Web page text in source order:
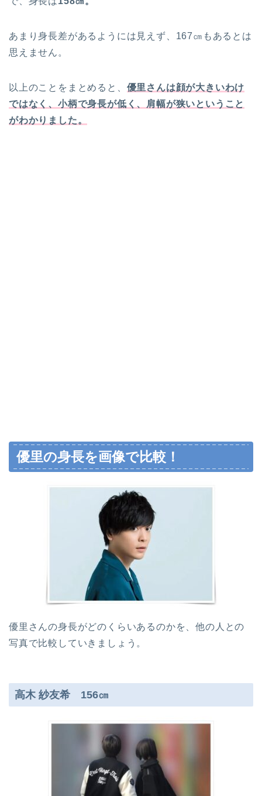
あまり身長差があるようには見えず、167㎝もあるとは
思えません。
以上のことをまとめると、 優里さんは顔が大きいわけ
ではなく、小柄で身長が低く、肩幅が狭いということ
がわかりました。
優里の身長を画像で比較！
優里さんの身長がどのくらいあるのかを、他の人との
写真で比較していきましょう。
高木 紗友希 156㎝